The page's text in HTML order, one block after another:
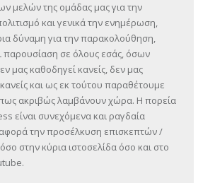
μελών της ομάδας μας για την
και γενικά την ενημέρωση,
δύναμη για την παρακολούθηση,
παρουσίαση σε όλους εσάς, όσων
μας καθοδηγεί κανείς, δεν μας
και ως εκ τούτου παραθέτουμε
ακριβώς λαμβάνουν χώρα. Η πορεία
είναι συνεχόμενα και ραγδαία
την προσέλκυση επισκεπτών /
στην κύρια ιστοσελίδα όσο και στο